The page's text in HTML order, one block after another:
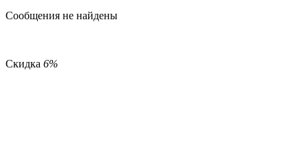
Сообщения не найдены
Скидка 6%